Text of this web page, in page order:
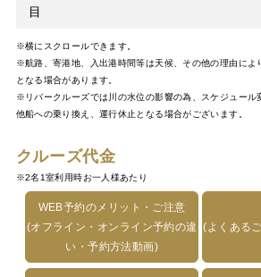
目
※横にスクロールできます。
※航路、寄港地、入出港時間等は天候、その他の理由によ
となる場合があります。
※リバークルーズでは川の水位の影響の為、スケジュール
他船への乗り換え、運行休止となる場合がございます。
クルーズ代金
※2名1室利用時お一人様あたり
WEB予約のメリット・ご注意
(オフライン・オンライン予約の違
い・予約方法動画)
(よくある